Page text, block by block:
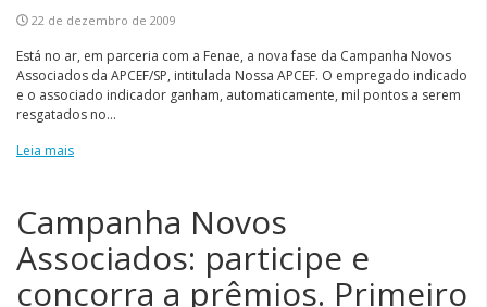
22 de dezembro de 2009
Está no ar, em parceria com a Fenae, a nova fase da Campanha Novos
Associados da APCEF/SP, intitulada Nossa APCEF. O empregado indicado
e o associado indicador ganham, automaticamente, mil pontos a serem
resgatados no...
Leia mais
Campanha Novos
Associados: participe e
concorra a prêmios. Primeiro